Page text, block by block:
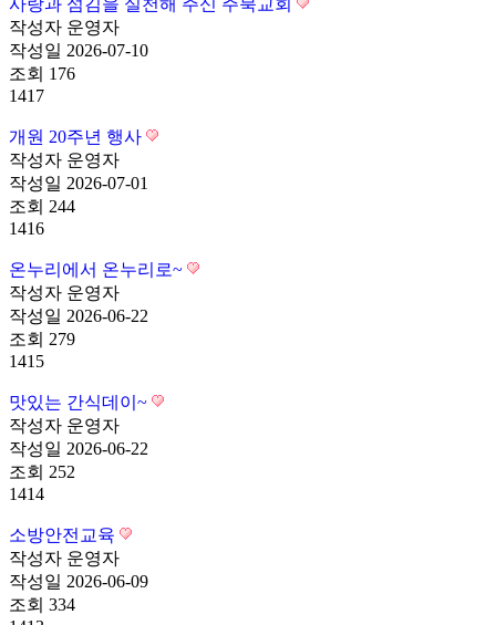
작성자 운영자
작성일 2026-07-10
조회 176
1417
개원 20주년 행사
작성자 운영자
작성일 2026-07-01
조회 244
1416
온누리에서 온누리로~
작성자 운영자
작성일 2026-06-22
조회 279
1415
맛있는 간식데이~
작성자 운영자
작성일 2026-06-22
조회 252
1414
소방안전교육
작성자 운영자
작성일 2026-06-09
조회 334